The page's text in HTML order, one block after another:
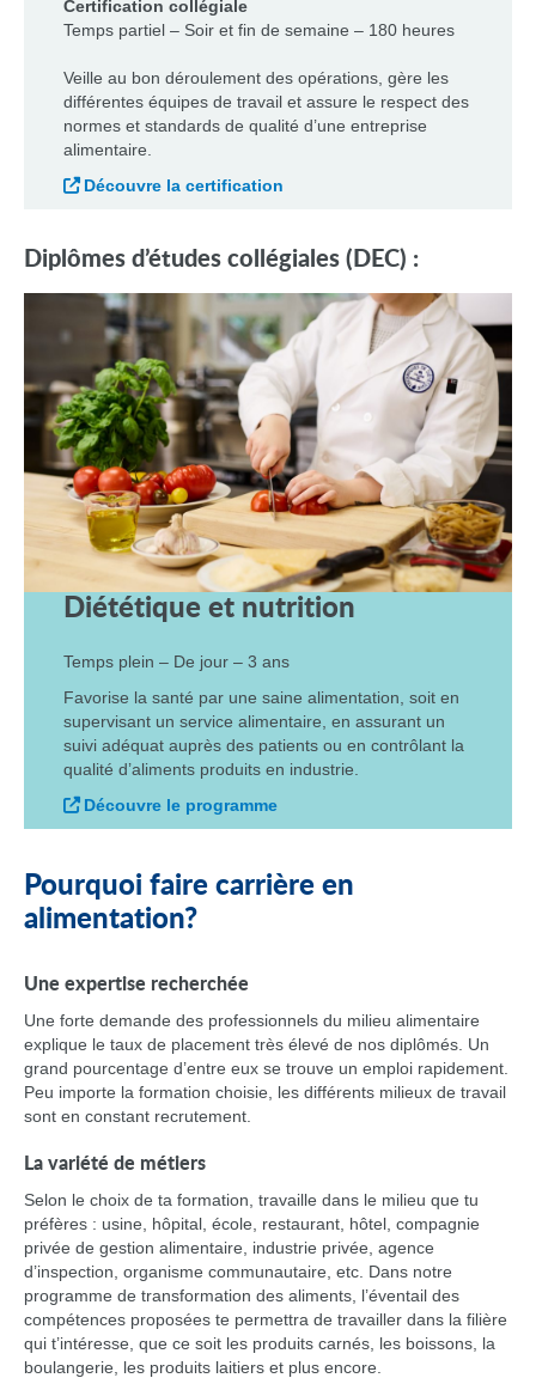
Certification collégiale
Temps partiel – Soir et fin de semaine – 180 heures
Veille au bon déroulement des opérations, gère les
différentes équipes de travail et assure le respect des
normes et standards de qualité d’une entreprise
alimentaire.
Découvre la certification
Diplômes d’études collégiales (DEC) :
Diététique et nutrition
Temps plein – De jour – 3 ans
Favorise la santé par une saine alimentation, soit en
supervisant un service alimentaire, en assurant un
suivi adéquat auprès des patients ou en contrôlant la
qualité d’aliments produits en industrie.
Découvre le programme
Pourquoi faire carrière en
alimentation?
Une expertise recherchée
Une forte demande des professionnels du milieu alimentaire
explique le taux de placement très élevé de nos diplômés. Un
grand pourcentage d’entre eux se trouve un emploi rapidement.
Peu importe la formation choisie, les différents milieux de travail
sont en constant recrutement.
La variété de métiers
Selon le choix de ta formation, travaille dans le milieu que tu
préfères : usine, hôpital, école, restaurant, hôtel, compagnie
privée de gestion alimentaire, industrie privée, agence
d’inspection, organisme communautaire, etc. Dans notre
programme de transformation des aliments, l’éventail des
compétences proposées te permettra de travailler dans la filière
qui t’intéresse, que ce soit les produits carnés, les boissons, la
boulangerie, les produits laitiers et plus encore.